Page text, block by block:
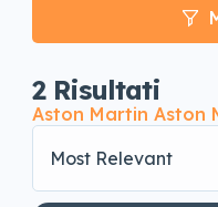
2 Risultati
Aston Martin Aston
Most Relevant